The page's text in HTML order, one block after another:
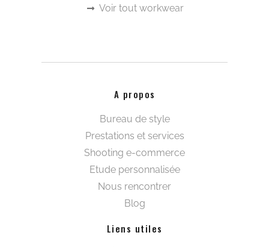
Voir tout workwear
A propos
Bureau de style
Prestations et services
Shooting e-commerce
Etude personnalisée
Nous rencontrer
Blog
Liens utiles